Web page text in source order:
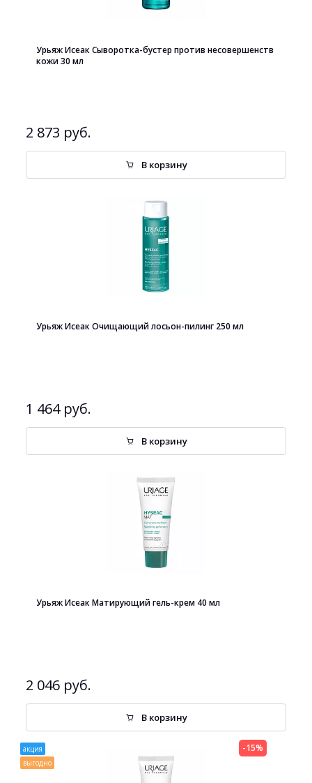
Урьяж Исеак Сыворотка-бустер против несовершенств
кожи 30 мл
2 873 руб.
В корзину
Урьяж Исеак Очищающий лосьон-пилинг 250 мл
1 464 руб.
В корзину
Урьяж Исеак Матирующий гель-крем 40 мл
2 046 руб.
В корзину
акция
выгодно
-15%